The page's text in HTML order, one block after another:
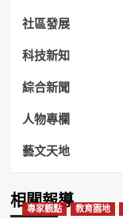
社區發展
科技新知
綜合新聞
人物專欄
藝文天地
相關報導
專家觀點 教育園地